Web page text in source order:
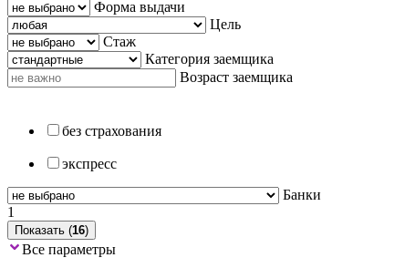
Форма выдачи
Цель
Стаж
Категория заемщика
Возраст заемщика
без страхования
экспресс
Банки
1
Показать (16)
Все параметры